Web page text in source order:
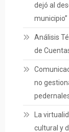
dejó al
municipio”
Análisis
de
no
La
cultural y